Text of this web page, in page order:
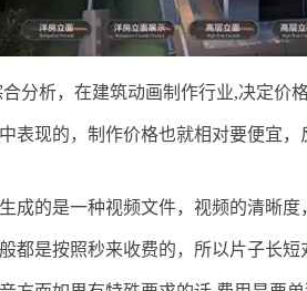
分析，在建筑动画制作行业,决定价
表现的，制作价格也就相对要便宜
成的是一种视频文件，视频的清晰度
都是按照秒来收费的，所以片子长短